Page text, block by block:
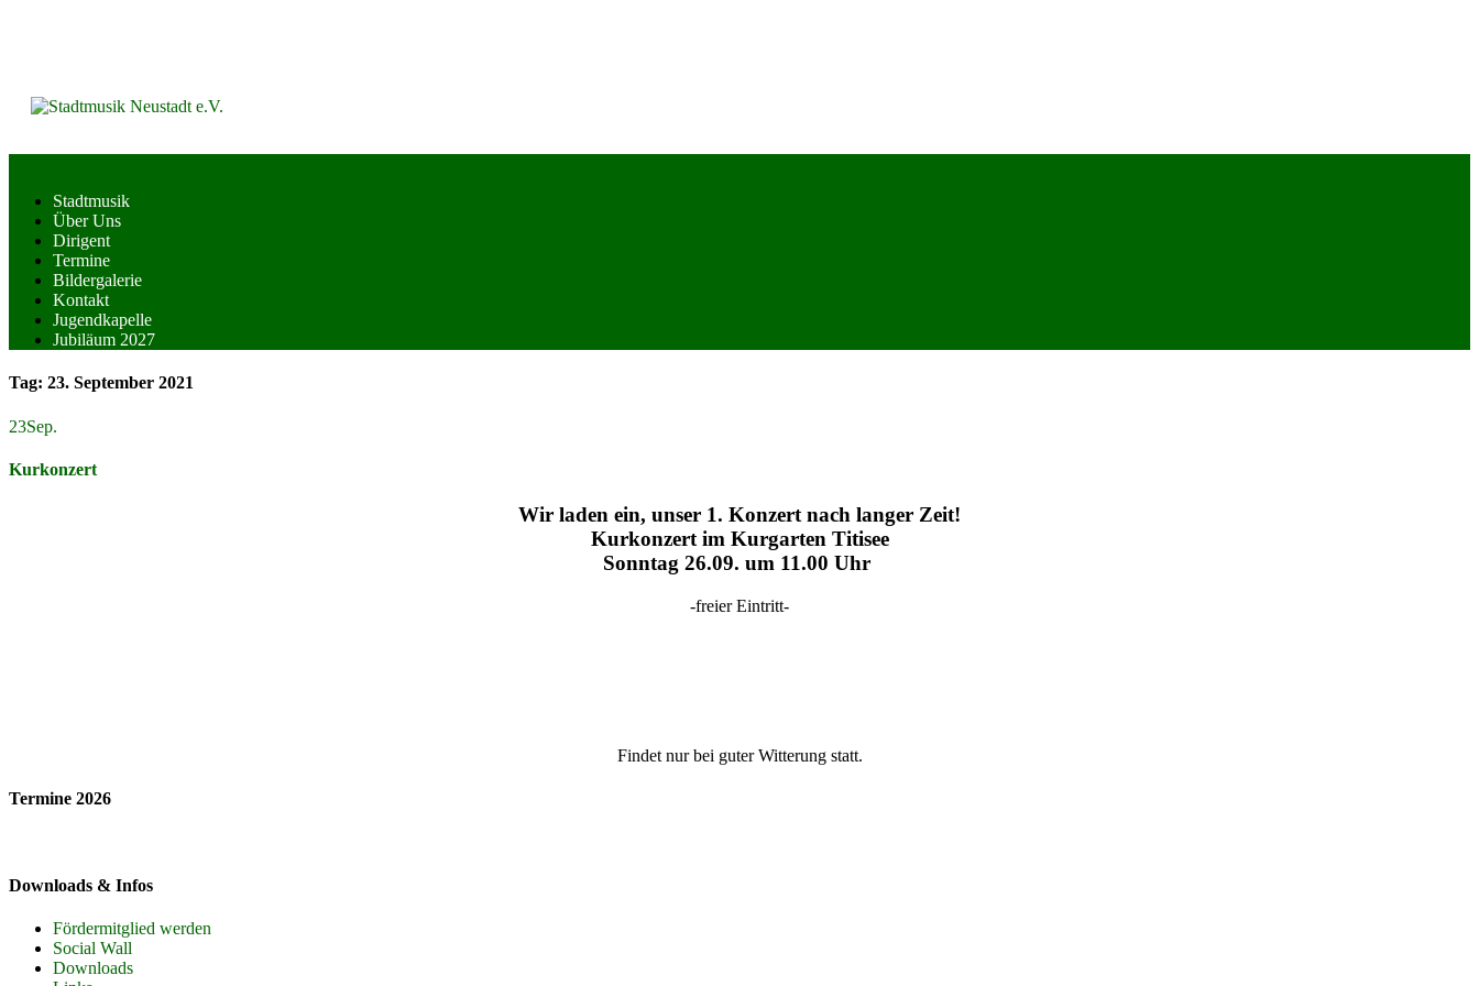
Stadtmusik
Über Uns
Dirigent
Termine
Bildergalerie
Kontakt
Jugendkapelle
Jubiläum 2027
Tag: 23. September 2021
23Sep.
Kurkonzert
Wir laden ein, unser 1. Konzert nach langer Zeit!
Kurkonzert im Kurgarten Titisee
Sonntag 26.09. um 11.00 Uhr
-freier Eintritt-
Findet nur bei guter Witterung statt.
Termine 2026
Downloads & Infos
Fördermitglied werden
Social Wall
Downloads